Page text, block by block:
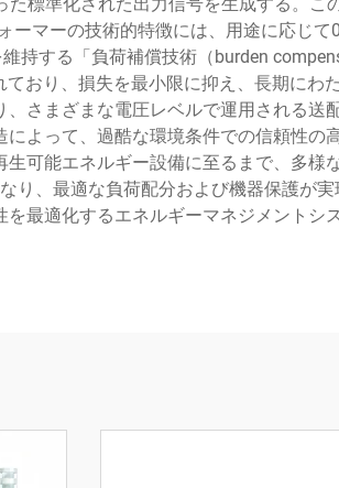
ーマーの技術的特徴には、用途に応じて
持する「負荷補償技術（burden
おり、損失を最小限に抑え、長期にわ
さまざまな電圧レベルで運用される送
よって、過酷な環境条件での信頼性の
可能エネルギー設備に至るまで、多様
り、最適な負荷配分および機器保護が
最適化するエネルギーマネジメントシ